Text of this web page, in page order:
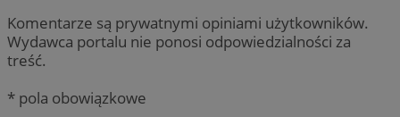
Komentarze są prywatnymi opiniami użytkowników.
Wydawca portalu nie ponosi odpowiedzialności za
treść.
* pola obowiązkowe